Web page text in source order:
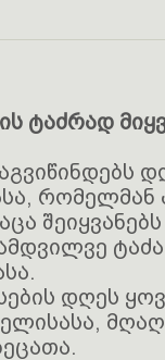
ტაძრად
დღეს